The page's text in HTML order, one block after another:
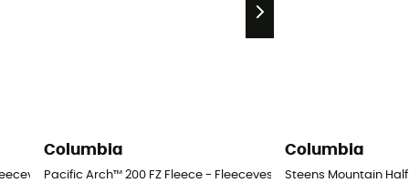
- Heren
Columbia
Pacific Arch™ 200 FZ Fleece - Fleecevest - Heren
Columbia
Steens Mountain